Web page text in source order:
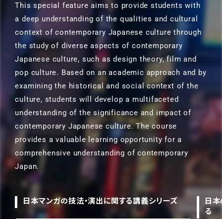
This special feature aims to provide students with
a deep understanding of the qualities and cultural
context of contemporary Japanese culture through
the study of diverse aspects of contemporary
Japanese culture, such as design theory, film and
pop culture. Based on an academic approach and by
examining the historical and social context of the
culture, students will develop a multifaceted
understanding of the significance and impact of
contemporary Japanese culture. The course
provides a valuable learning opportunity for a
comprehensive understanding of contemporary
Japan.
日本マンガの技法・演出に関する講義シリーズ
日
る